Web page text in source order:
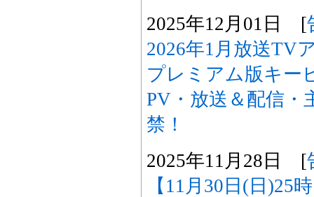
2025年12月01日 [
2026年1月放送TV
プレミアム版キー
PV・放送＆配信・
禁！
2025年11月28日 [
【11月30日(日)25